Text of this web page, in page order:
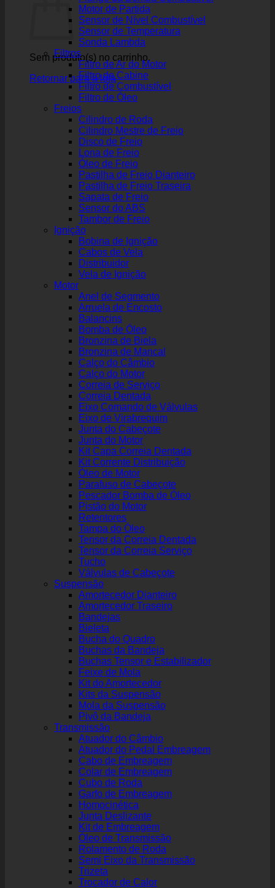
Sem produto(s) no carrinho.
Retornar para a loja
Motor de Partida
Sensor de Nível Combustível
Sensor de Temperatura
Sonda Lambda
Filtros
Filtro de Ar do Motor
Filtro de Cabine
Filtro de Combustível
Filtro de Óleo
Freios
Cilindro de Roda
Cilindro Mestre de Freio
Disco de Freio
Lona de Freio
Óleo de Freio
Pastilha de Freio Dianteiro
Pastilha de Freio Traseira
Sapata de Freio
Sensor do ABS
Tambor de Freio
Ignição
Bobina de Ignição
Cabos de Vela
Distribuidor
Vela de Ignição
Motor
Anel de Segmento
Arruela de Encosto
Balancins
Bomba de Óleo
Bronzina de Biela
Bronzina de Mancal
Calço do Câmbio
Calço do Motor
Correia de Serviço
Correia Dentada
Eixo Comando de Válvulas
Eixo de Virabrequim
Junta do Cabeçote
Junta do Motor
Kit Capa Correia Dentada
Kit Corrente Distribuição
Óleo de Motor
Parafuso de Cabeçote
Pescador Bomba de Óleo
Pistão do Motor
Retentores
Tampa do Óleo
Tensor da Correia Dentada
Tensor da Correia Serviço
Tucho
Válvulas de Cabeçote
Suspensão
Amortecedor Dianteiro
Amortecedor Traseiro
Bandejas
Bieleta
Bucha do Quadro
Buchas da Bandeja
Buchas Tensor e Estabilizador
Feixe de Mola
Kit do Amortecedor
Kits da Suspensão
Mola da Suspensão
Pivô da Bandeja
Transmissão
Atuador do Câmbio
Atuador do Pedal Embreagem
Cabo de Embreagem
Colar de Embreagem
Cubo de Roda
Garfo de Embreagem
Homocinética
Junta Deslizante
Kit de Embreagem
Óleo de Transmissão
Rolamento de Roda
Semi Eixo da Transmissão
Trizeta
Trocador de Calor